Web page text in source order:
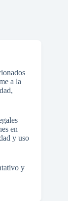
a la
en
y uso
y